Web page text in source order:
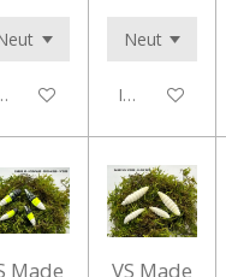
den WarenkorbIn den
Made
VS Made